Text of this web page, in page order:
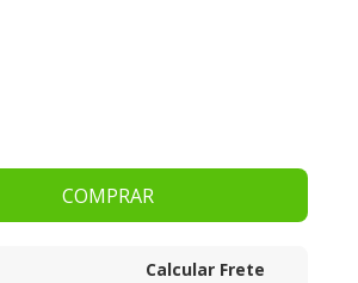
COMPRAR
Calcular Frete